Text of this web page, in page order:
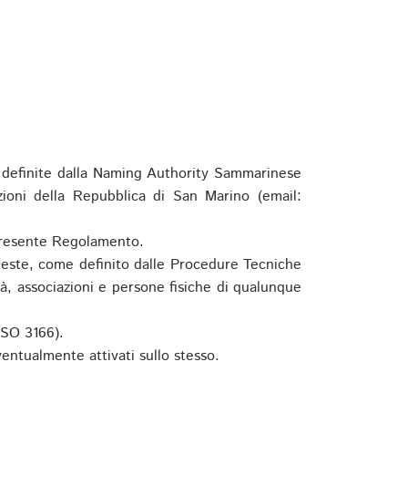
dalla Naming Authority Sammarinese
della Repubblica di San Marino (email:
Regolamento.
come definito dalle Procedure Tecniche
associazioni e persone fisiche di qualunque
3166).
attivati sullo stesso.